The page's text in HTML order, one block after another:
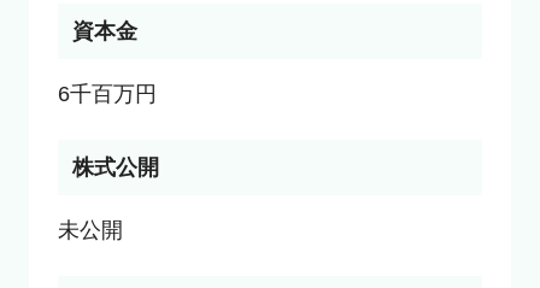
資本金
6千百万円
株式公開
未公開